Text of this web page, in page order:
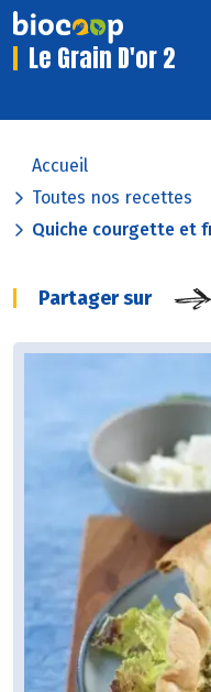
Le Grain D'or 2
Accueil
Toutes nos recettes
Quiche courgette et
Partager sur